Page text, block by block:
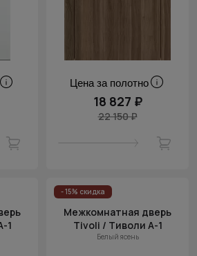
Цена за полотно
18 827 ₽
22 150 ₽
1
- 15% скидка
Межкомнатная дверь
Tivoli / Тиволи А-1
Белый ясень